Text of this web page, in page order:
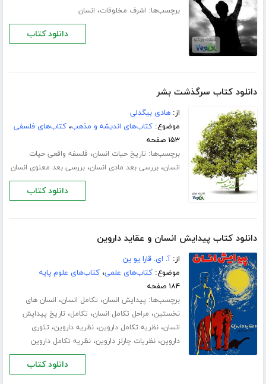
برچسب‌ها: اشرف مخلوقات، انسان
دانلود کتاب
دانلود کتاب سرگذشت بشر
از:هادی بیگدلی
موضوع:کتاب‌های اندیشه و مذهب،کتاب‌های فلسفی
۱۵۳ صفحه
برچسب‌ها: تاریخ حیات انسان، فلسفه واقعی حیات
انسان،بررسی بعد مادی انسان،بررسی بعد معنوی انسان
دانلود کتاب
دانلود کتاب پیدایش انسان و عقاید داروین
از:آ. ای. قارا یو ین
موضوع:کتاب‌های علمی،کتاب‌های علوم پایه
۱۸۴ صفحه
برچسب‌ها: پیدایش انسان، تکامل انسان، انسان های
نخستین، مراحل تکامل انسان، تکامل، تاریخ پیدایش
انسان،نظریه تکامل داروین،نظریه داروین، تئوری
داروین،نظریات چارلز داروین،نظریه تکامل داروین
دانلود کتاب